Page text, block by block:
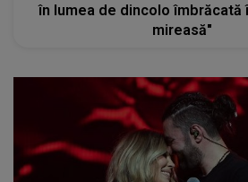
în lumea de dincolo îmbrăcată
mireasă"